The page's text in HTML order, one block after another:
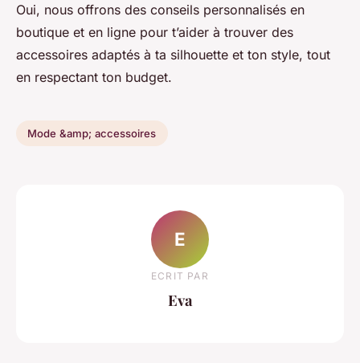
Oui, nous offrons des conseils personnalisés en
boutique et en ligne pour t’aider à trouver des
accessoires adaptés à ta silhouette et ton style, tout
en respectant ton budget.
Mode &amp; accessoires
E
ECRIT PAR
Eva